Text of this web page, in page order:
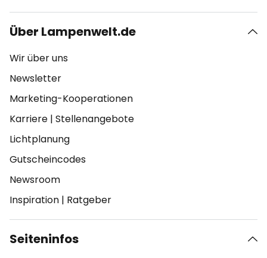
Über Lampenwelt.de
Wir über uns
Newsletter
Marketing-Kooperationen
Karriere | Stellenangebote
Lichtplanung
Gutscheincodes
Newsroom
Inspiration | Ratgeber
Seiteninfos